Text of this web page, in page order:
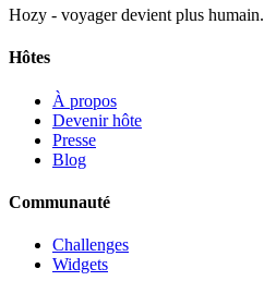
Hozy - voyager devient plus humain.
Hôtes
À propos
Devenir hôte
Presse
Blog
Communauté
Challenges
Widgets